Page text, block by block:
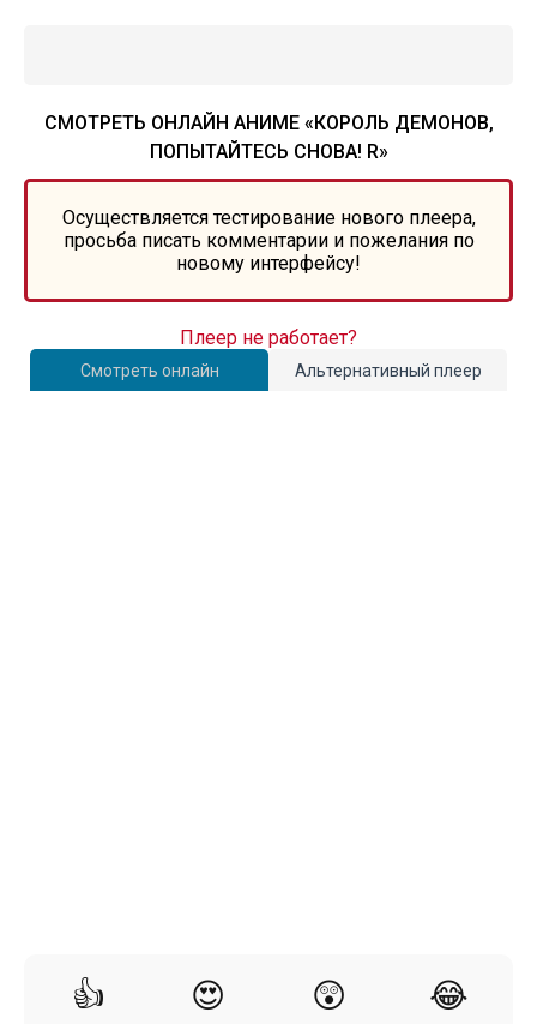
СМОТРЕТЬ ОНЛАЙН АНИМЕ «КОРОЛЬ ДЕМОНОВ,
ПОПЫТАЙТЕСЬ СНОВА! R»
Осуществляется тестирование нового плеера,
просьба писать комментарии и пожелания по
новому интерфейсу!
Смотреть онлайн Альтернативный плеер
Плеер не работает?
👍 😍 😲 😂